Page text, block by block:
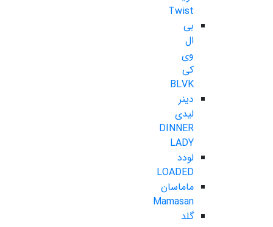
Twist
بی
ال
وی
کی
BLVK
دینر
لیدی
DINNER
LADY
لودد
LOADED
ماماسان
Mamasan
گلد